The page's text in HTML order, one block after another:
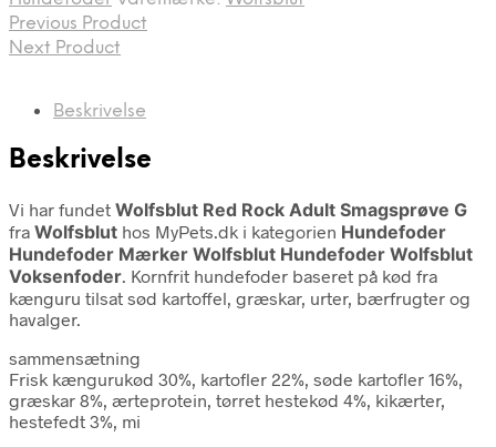
Previous Product
Next Product
Beskrivelse
Beskrivelse
Vi har fundet Wolfsblut Red Rock Adult Smagsprøve G
fra Wolfsblut hos MyPets.dk i kategorien Hundefoder
Hundefoder Mærker Wolfsblut Hundefoder Wolfsblut
Voksenfoder. Kornfrit hundefoder baseret på kød fra
kænguru tilsat sød kartoffel, græskar, urter, bærfrugter og
havalger.
sammensætning
Frisk kængurukød 30%, kartofler 22%, søde kartofler 16%,
græskar 8%, ærteprotein, tørret hestekød 4%, kikærter,
hestefedt 3%, mi